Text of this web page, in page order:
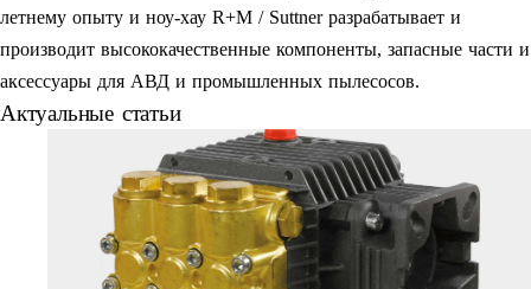
летнему опыту и ноу-хау R+M / Suttner разрабатывает и
производит высококачественные компоненты, запасные части и
аксессуары для АВД и промышленных пылесосов.
Актуальные статьи